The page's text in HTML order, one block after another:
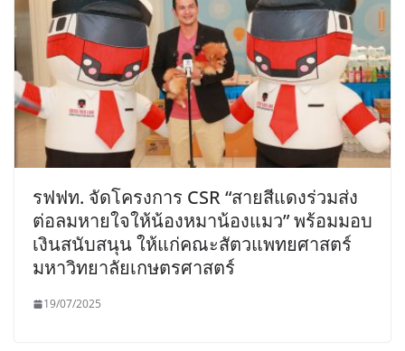
รฟฟท. จัดโครงการ CSR “สายสีแดงร่วมส่ง
ต่อลมหายใจให้น้องหมาน้องแมว” พร้อมมอบ
เงินสนับสนุน ให้แก่คณะสัตวแพทยศาสตร์
มหาวิทยาลัยเกษตรศาสตร์
19/07/2025